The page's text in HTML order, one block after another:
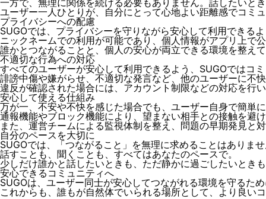
一方で、無理に関係を続ける必要もありません。話したいと
ユーザー一人ひとりが、自分にとって心地よい距離感でコミ
プライバシーへの配慮
SUGOでは、プライバシーを守りながら安心して利用できる
ニックネームでの利用が可能であり、個人情報がアプリ上で
誰かとつながることと、個人の安心が両立できる環境を整え
不適切な行為への対応
すべてのユーザーが安心して利用できるよう、SUGOではコ
誹謗中傷や嫌がらせ、不適切な発言など、他のユーザーに不
違反が確認された場合には、アカウント制限などの対応を行
安心して使える仕組み
万が一、不安や不快を感じた場合でも、ユーザー自身で簡単
通報機能やブロック機能により、望まない相手との接触を避
また、運営チームによる監視体制を整え、問題の早期発見と
自分のペースを大切に
SUGOでは、「つながること」を無理に求めることはありま
話すことも、聞くことも、すべてはあなたのペースで。
少しだけ誰かと話したいときも、ただ静かに過ごしたいとき
安心できるコミュニティへ
SUGOは、ユーザー同士が安心してつながれる環境を守るた
これからも、誰もが自然体でいられる場所として、より良い